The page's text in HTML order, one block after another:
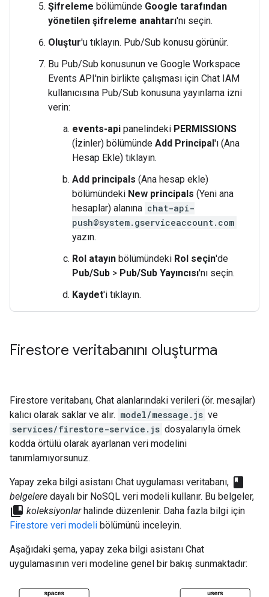
Şifreleme bölümünde Google tarafından
yönetilen şifreleme anahtarı'nı seçin.
Oluştur'u tıklayın. Pub/Sub konusu görünür.
Bu Pub/Sub konusunun ve Google Workspace
Events API'nin birlikte çalışması için Chat IAM
kullanıcısına Pub/Sub konusuna yayınlama izni
verin:
events-api panelindeki PERMISSIONS
(İzinler) bölümünde Add Principal 'ı (Ana
Hesap Ekle) tıklayın.
Add principals (Ana hesap ekle)
bölümündeki New principals (Yeni ana
hesaplar) alanına chat-api-
push@system.gserviceaccount.com
yazın.
Rol atayın bölümündeki Rol seçin'de
Pub/Sub > Pub/Sub Yayıncısı'nı seçin.
Kaydet'i tıklayın.
Firestore veritabanını oluşturma
Firestore veritabanı, Chat alanlarındaki verileri (ör. mesajlar)
kalıcı olarak saklar ve alır. model/message.js ve
services/firestore-service.js dosyalarıyla örnek
kodda örtülü olarak ayarlanan veri modelini
tanımlamıyorsunuz.
Yapay zeka bilgi asistanı Chat uygulaması veritabanı, class
belgelere dayalı bir NoSQL veri modeli kullanır. Bu belgeler,
collections_bookmark koleksiyonlarhalinde düzenlenir. Daha fazla bilgi için
Firestore veri modeli bölümünü inceleyin.
Aşağıdaki şema, yapay zeka bilgi asistanı Chat
uygulamasının veri modeline genel bir bakış sunmaktadır: